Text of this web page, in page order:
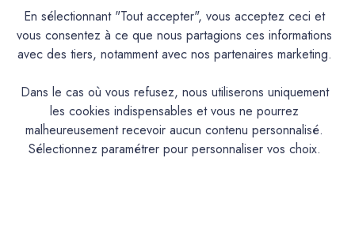
Descriptif
Documentation Technique
En sélectionnant "Tout accepter", vous acceptez ceci et
vous consentez à ce que nous partagions ces informations
avec des tiers, notamment avec nos partenaires marketing.
Dans le cas où vous refusez, nous utiliserons uniquement
les cookies indispensables et vous ne pourrez
malheureusement recevoir aucun contenu personnalisé.
Sélectionnez paramétrer pour personnaliser vos choix.